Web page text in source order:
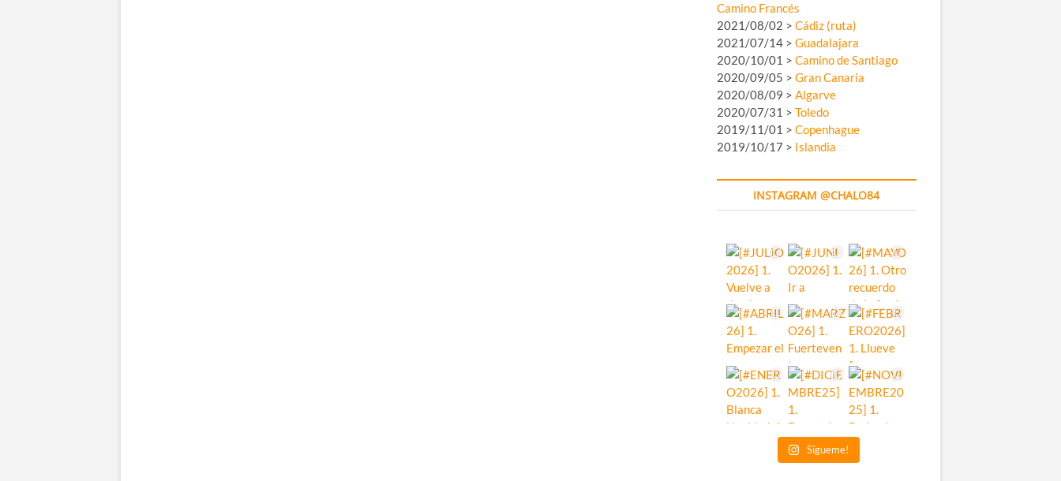
Camino Francés
2021/08/02 > Cádiz (ruta)
2021/07/14 > Guadalajara
2020/10/01 > Camino de Santiago
2020/09/05 > Gran Canaria
2020/08/09 > Algarve
2020/07/31 > Toledo
2019/11/01 > Copenhague
2019/10/17 > Islandia
INSTAGRAM @CHALO84
Sígueme!